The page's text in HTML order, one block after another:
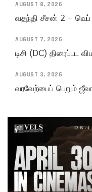
AUGUST 8, 2026
வதந்தி சீசன் 2 –
AUGUST 7, 2026
டிசி (DC) திரைப்பட
AUGUST 3, 2026
வரவேற்பைப் பெறும்